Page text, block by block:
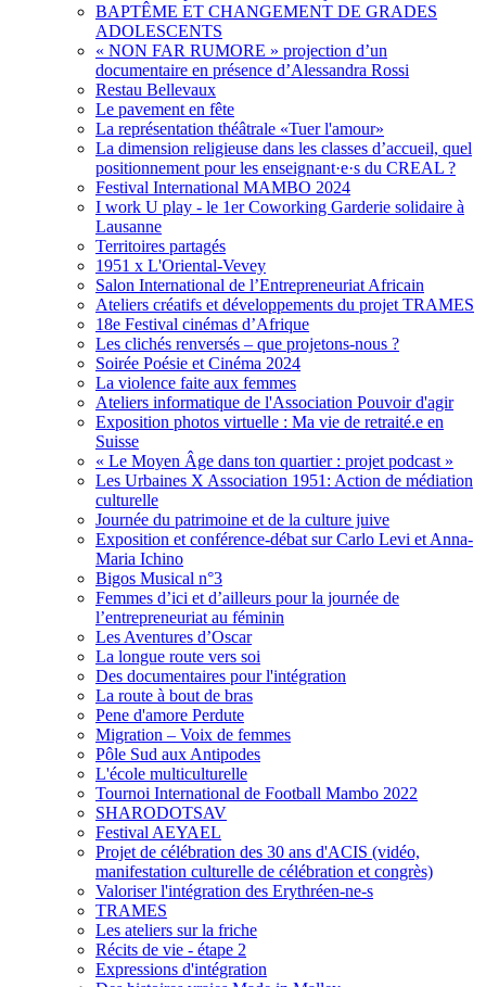
BAPTÊME ET CHANGEMENT DE GRADES
ADOLESCENTS
« NON FAR RUMORE » projection d’un
documentaire en présence d’Alessandra Rossi
Restau Bellevaux
Le pavement en fête
La représentation théâtrale «Tuer l'amour»
La dimension religieuse dans les classes d’accueil, quel
positionnement pour les enseignant·e·s du CREAL ?
Festival International MAMBO 2024
I work U play - le 1er Coworking Garderie solidaire à
Lausanne
Territoires partagés
1951 x L'Oriental-Vevey
Salon International de l’Entrepreneuriat Africain
Ateliers créatifs et développements du projet TRAMES
18e Festival cinémas d’Afrique
Les clichés renversés – que projetons-nous ?
Soirée Poésie et Cinéma 2024
La violence faite aux femmes
Ateliers informatique de l'Association Pouvoir d'agir
Exposition photos virtuelle : Ma vie de retraité.e en
Suisse
« Le Moyen Âge dans ton quartier : projet podcast »
Les Urbaines X Association 1951: Action de médiation
culturelle
Journée du patrimoine et de la culture juive
Exposition et conférence-débat sur Carlo Levi et Anna-
Maria Ichino
Bigos Musical n°3
Femmes d’ici et d’ailleurs pour la journée de
l’entrepreneuriat au féminin
Les Aventures d’Oscar
La longue route vers soi
Des documentaires pour l'intégration
La route à bout de bras
Pene d'amore Perdute
Migration – Voix de femmes
Pôle Sud aux Antipodes
L'école multiculturelle
Tournoi International de Football Mambo 2022
SHARODOTSAV
Festival AEYAEL
Projet de célébration des 30 ans d'ACIS (vidéo,
manifestation culturelle de célébration et congrès)
Valoriser l'intégration des Erythréen-ne-s
TRAMES
Les ateliers sur la friche
Récits de vie - étape 2
Expressions d'intégration